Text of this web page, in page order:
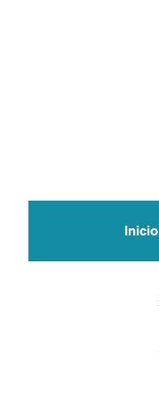
Inicio